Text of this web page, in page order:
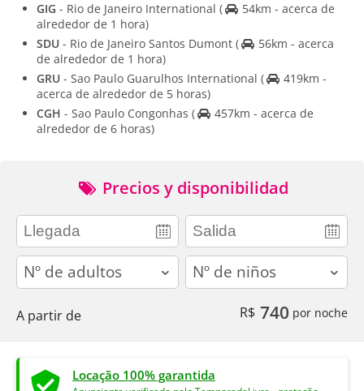
GIG - Rio de Janeiro International (
54km - acerca de
alrededor de 1 hora)
SDU - Rio de Janeiro Santos Dumont (
56km - acerca
de alrededor de 1 hora)
GRU - Sao Paulo Guarulhos International (
419km -
acerca de alrededor de 5 horas)
CGH - Sao Paulo Congonhas (
457km - acerca de
alrededor de 6 horas)
Precios y disponibilidad
adults children
A partir de R$ 740 por noche
Locação 100% garantida